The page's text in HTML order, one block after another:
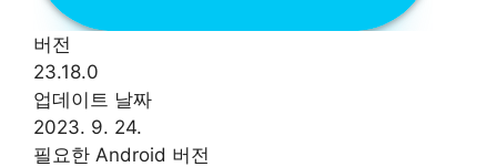
버전
23.18.0
업데이트 날짜
2023. 9. 24.
필요한 Android 버전